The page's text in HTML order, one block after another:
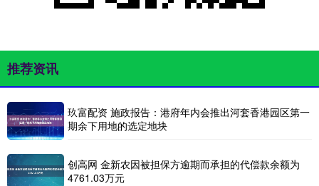
推荐资讯
玖富配资 施政报告：港府年内会推出河套香港园区第一
期余下用地的选定地块
创高网 金新农因被担保方逾期而承担的代偿款余额为
4761.03万元